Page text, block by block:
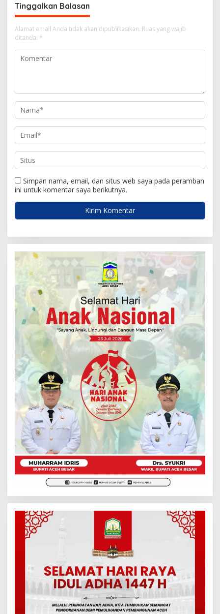
s
i
p
o
s
Tinggalkan Balasan
Alamat email Anda tidak akan dipublikasikan. Ruas yang wajib
ditandai *
Simpan nama, email, dan situs web saya pada peramban
ini untuk komentar saya berikutnya.